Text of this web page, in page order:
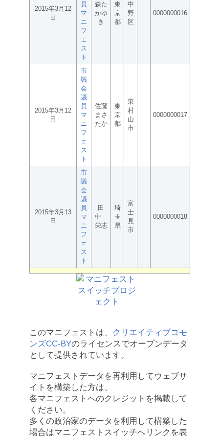
2015年3月12
日
員
マ
ニ
フ
ェ
ス
ト
森た
かゆ
き
東
京
都
中
野
区
0000000016
2015年3月12
日
市
議
会
議
員
マ
ニ
フ
ェ
ス
ト
佐藤
まさ
たか
東
京
都
東
村
山
市
0000000017
2015年3月13
日
市
議
会
議
員
マ
ニ
フ
ェ
ス
ト
田
中
栄志
埼
玉
県
富
士
見
市
0000000018
このマニフェストは、
クリエイティブコモ
ンズCC-BYのライセンスでオープンデータ
として提供されています。
マニフェストデータを再利用してウェブサ
イトを構築した方は、
各マニフェストへのクレジットを掲載して
ください。
多くの政治家のデータを利用して構築した
場合はマニフェストスイッチへリンクを表